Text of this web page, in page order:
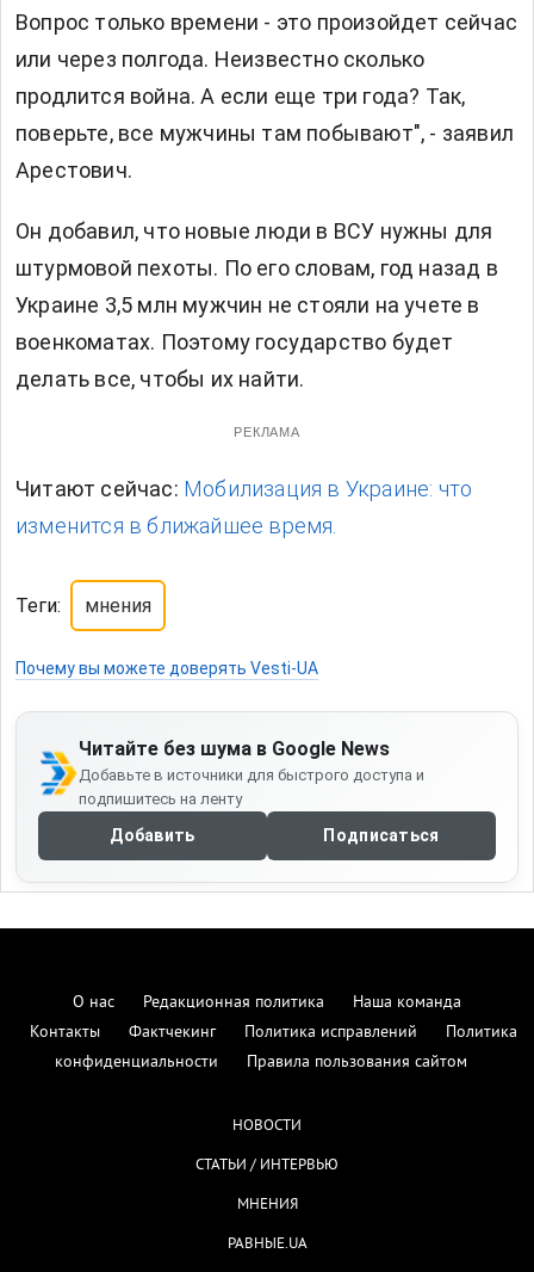
Вопрос только времени - это произойдет сейчас
или через полгода. Неизвестно сколько
продлится война. А если еще три года? Так,
поверьте, все мужчины там побывают", - заявил
Арестович.
Он добавил, что новые люди в ВСУ нужны для
штурмовой пехоты. По его словам, год назад в
Украине 3,5 млн мужчин не стояли на учете в
военкоматах. Поэтому государство будет
делать все, чтобы их найти.
РЕКЛАМА
Читают сейчас: Мобилизация в Украине: что
изменится в ближайшее время.
Теги: мнения
Почему вы можете доверять Vesti-UA
Читайте без шума в Google News
Добавьте в источники для быстрого доступа и
подпишитесь на ленту
Добавить Подписаться
О нас Редакционная политика
Наша команда
Контакты
Фактчекинг Политика исправлений
Политика
конфиденциальности
Правила пользования сайтом
НОВОСТИ
СТАТЬИ / ИНТЕРВЬЮ
МНЕНИЯ
РАВНЫЕ.UA